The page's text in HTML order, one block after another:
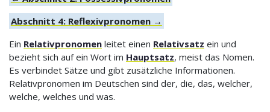
Abschnitt 4: Reflexivpronomen →
Ein Relativpronomen leitet einen Relativsatz ein und
bezieht sich auf ein Wort im Hauptsatz, meist das Nomen.
Es verbindet Sätze und gibt zusätzliche Informationen.
Relativpronomen im Deutschen sind der, die, das, welcher,
welche, welches und was.